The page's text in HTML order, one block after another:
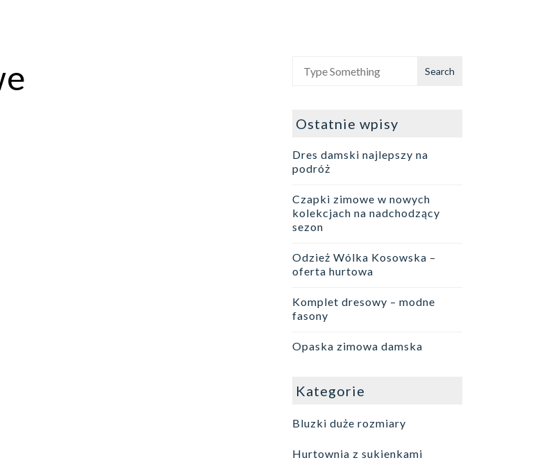
Ostatnie wpisy
Dres damski najlepszy na
podróż
Czapki zimowe w nowych
kolekcjach na nadchodzący
sezon
Odzież Wólka Kosowska –
oferta hurtowa
Komplet dresowy – modne
fasony
Opaska zimowa damska
Kategorie
Bluzki duże rozmiary
Hurtownia z sukienkami